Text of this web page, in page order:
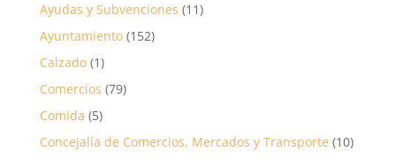
Ayudas y Subvenciones (11)
Ayuntamiento(152)
Calzado(1)
Comercios (79)
Comida (5)
Concejalía de Comercios, Mercados y Transporte (10)